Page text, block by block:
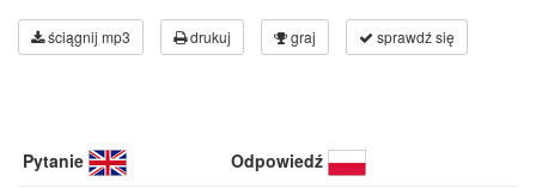
ściągnij mp3 drukuj graj sprawdź się
Pytanie Odpowiedź